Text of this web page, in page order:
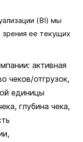
(BI) мы
зрения ее текущих
активная
чеков/отгрузок,
единицы
глубина чека,